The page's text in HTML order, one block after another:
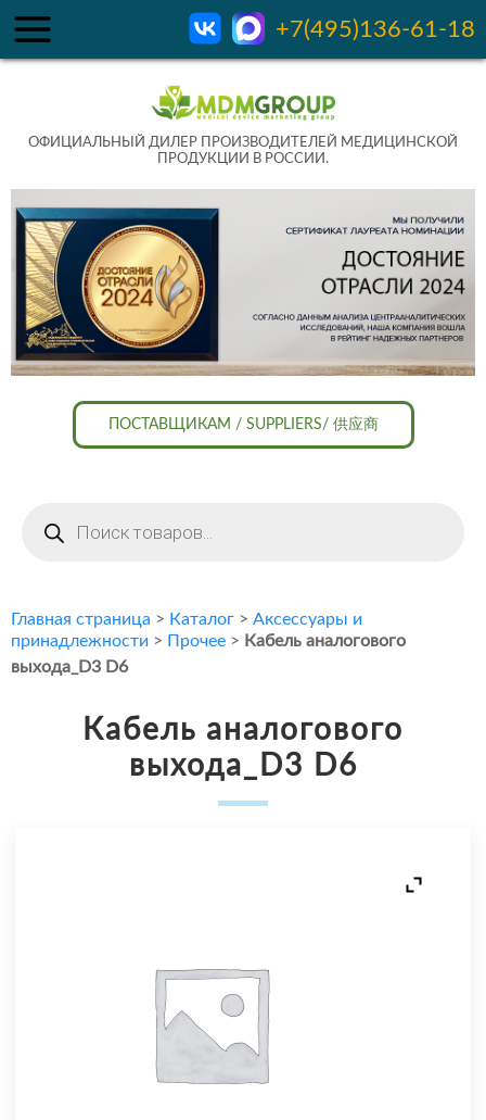
+7(495)136-61-18
ОФИЦИАЛЬНЫЙ ДИЛЕР ПРОИЗВОДИТЕЛЕЙ МЕДИЦИНСКОЙ
ПРОДУКЦИИ В РОССИИ.
ПОСТАВЩИКАМ / SUPPLIERS/ 供应商
товаров
Главная страница > Каталог > Аксессуары и
принадлежности > Прочее > Кабель аналогового
выхода_D3 D6
Кабель аналогового
выхода_D3 D6